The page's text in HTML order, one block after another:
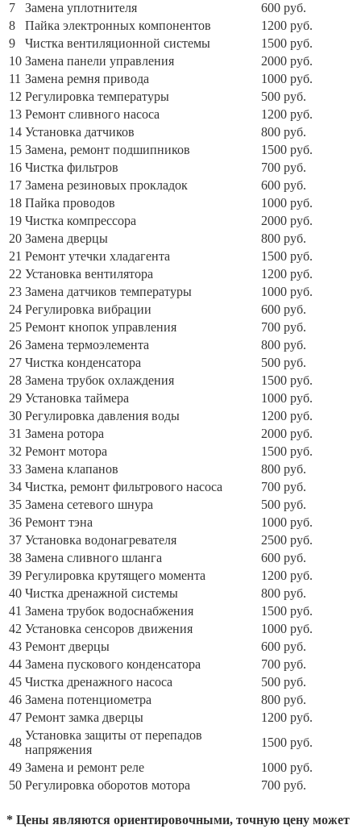
7
Замена уплотнителя
600 руб.
8
Пайка электронных компонентов
1200 руб.
9
Чистка вентиляционной системы
1500 руб.
10 Замена панели управления
2000 руб.
11 Замена ремня привода
1000 руб.
12 Регулировка температуры
500 руб.
13 Ремонт сливного насоса
1200 руб.
14 Установка датчиков
800 руб.
15 Замена, ремонт подшипников
1500 руб.
16 Чистка фильтров
700 руб.
17 Замена резиновых прокладок
600 руб.
18 Пайка проводов
1000 руб.
19 Чистка компрессора
2000 руб.
20 Замена дверцы
800 руб.
21 Ремонт утечки хладагента
1500 руб.
22 Установка вентилятора
1200 руб.
23 Замена датчиков температуры
1000 руб.
24 Регулировка вибрации
600 руб.
25 Ремонт кнопок управления
700 руб.
26 Замена термоэлемента
800 руб.
27 Чистка конденсатора
500 руб.
28 Замена трубок охлаждения
1500 руб.
29 Установка таймера
1000 руб.
30 Регулировка давления воды
1200 руб.
31 Замена ротора
2000 руб.
32 Ремонт мотора
1500 руб.
33 Замена клапанов
800 руб.
34 Чистка, ремонт фильтрового насоса
700 руб.
35 Замена сетевого шнура
500 руб.
36 Ремонт тэна
1000 руб.
37 Установка водонагревателя
2500 руб.
38 Замена сливного шланга
600 руб.
39 Регулировка крутящего момента
1200 руб.
40 Чистка дренажной системы
800 руб.
41 Замена трубок водоснабжения
1500 руб.
42 Установка сенсоров движения
1000 руб.
43 Ремонт дверцы
600 руб.
44 Замена пускового конденсатора
700 руб.
45 Чистка дренажного насоса
500 руб.
46 Замена потенциометра
800 руб.
47 Ремонт замка дверцы
1200 руб.
48
Установка защиты от перепадов
напряжения
1500 руб.
49 Замена и ремонт реле
1000 руб.
50 Регулировка оборотов мотора 700 руб.
* Цены являются ориентировочными, точную цену может